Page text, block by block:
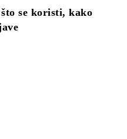
se koristi, kako